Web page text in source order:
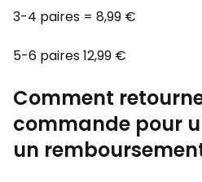
3-4 paires = 8,99 €
5-6 paires 12,99 €
Comment
commande pour
un